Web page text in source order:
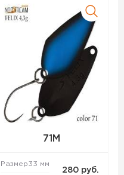
71M
Размер33 мм
280 руб.